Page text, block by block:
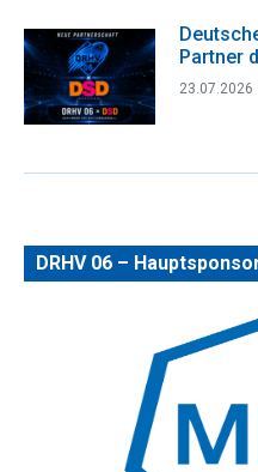
Partner
23.07.2026
DRHV 06 –